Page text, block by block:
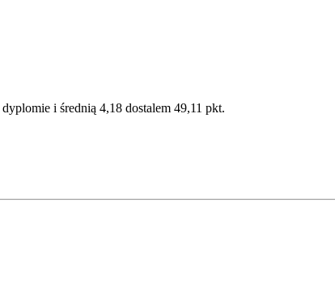
i średnią 4,18 dostalem 49,11 pkt.